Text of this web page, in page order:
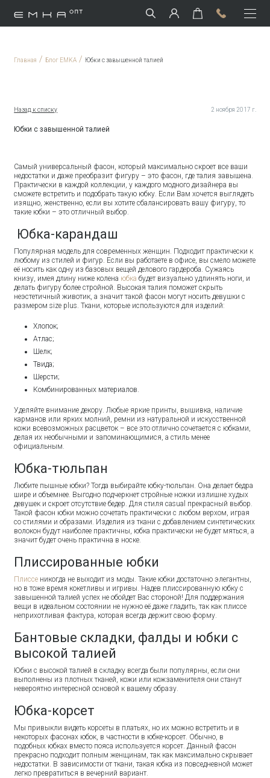
Главная / Блог EMKA / Юбки с завышенной талией
Назад к списку 2 ноября 2017 г.
Юбки с завышенной талией
Самый универсальный фасон, который максимально скроет все ваши
недостатки и даже преобразит фигуру – это фасон, где талия завышена.
Практически в каждой коллекции, у каждого модного дизайнера вы
сможете встретить и подобрать такую юбку. Если Вам хочется выглядеть
изящно, женственно, если вы хотите сбалансировать вашу фигуру, то
такие юбки – это отличный выбор.
Юбка-карандаш
Популярная модель для современных женщин. Подходит практически к
любому из стилей и фигур. Если вы работаете в офисе, вы смело можете
её носить как одну из базовых вещей делового гардероба. Сужаясь
книзу, имея длину ниже колена юбка будет визуально удлинять ноги, и
делать фигуру более стройной. Высокая талия поможет скрыть
неэстетичный животик, а значит такой фасон могут носить девушки с
размером size plus. Ткани, которые используются для изделий:
Хлопок;
Атлас;
Шелк;
Твида;
Шерсти;
Комбинированных материалов.
Уделяйте внимание декору. Любые яркие принты, вышивка, наличие
карманов или ярких молний, ремни из натуральной и искусственной
кожи всевозможных расцветок – все это отлично сочетается с юбками,
делая их необычными и запоминающимися, а стиль менее
официальным.
Юбка-тюльпан
Любите пышные юбки? Тогда выбирайте юбку-тюльпан. Она делает бедра
шире и объемнее. Выгодно подчеркнет стройные ножки излишне худых
девушек и скроет отсутствие бедер. Для стиля casual прекрасный выбор.
Такой фасон юбки можно сочетать практически с любом верхом, играя
со стилями и образами. Изделия из ткани с добавлением синтетических
волокон будут наиболее практичны, юбка практически не будет мяться, а
значит будет очень практична в носке.
Плиссированные юбки
Плиссе никогда не выходит из моды. Такие юбки достаточно элегантны,
но в тоже время кокетливы и игривы. Надев плиссированную юбку с
завышенной талией успех не обойдет Вас стороной! Для поддержания
вещи в идеальном состоянии не нужно её даже гладить, так как плиссе
неприхотливая фактура, которая всегда держит свою форму.
Бантовые складки, фалды и юбки с
высокой талией
Юбки с высокой талией в складку всегда были популярны, если они
выполнены из плотных тканей, кожи или кожзаменителя они станут
невероятно интересной основой к вашему образу.
Юбка-корсет
Мы привыкли видеть корсеты в платьях, но их можно встретить и в
некоторых фасонах юбок, в частности в юбке-корсет. Обычно, в
подобных юбках вместо пояса используется корсет. Данный фасон
прекрасно подходит полным женщинам, так как максимально скрывает
недостатки. В зависимости от ткани, такая юбка из повседневной может
легко превратиться в вечерний вариант.